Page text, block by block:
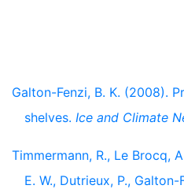
Galton-Fenzi, B. K. (2008).
shelves. Ice and Climate
Timmermann, R., Le Brocq,
E. W., Dutrieux, P.,